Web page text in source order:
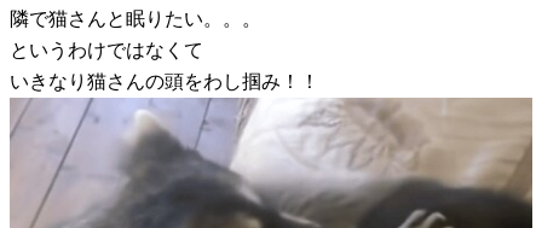
隣で猫さんと眠りたい。。。
というわけではなくて
いきなり猫さんの頭をわし掴み！！